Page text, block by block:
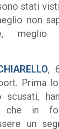
stati
non
meglio
,
Prima
che in
un